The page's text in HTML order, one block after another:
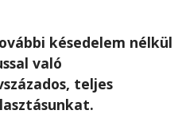
késedelem nélkül
való
teljes